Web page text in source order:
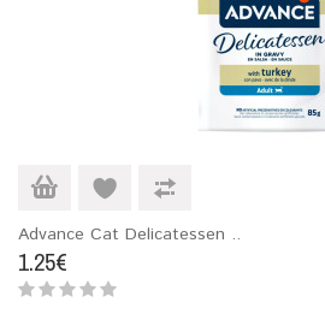
Advance Cat Delicatessen ..
1.25€